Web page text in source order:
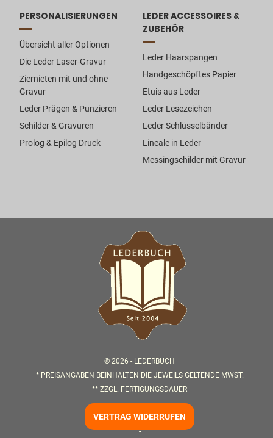
PERSONALISIERUNGEN
Übersicht aller Optionen
Die Leder Laser-Gravur
Ziernieten mit und ohne
Gravur
Leder Prägen & Punzieren
Schilder & Gravuren
Prolog & Epilog Druck
LEDER ACCESSOIRES &
ZUBEHÖR
Leder Haarspangen
Handgeschöpftes Papier
Etuis aus Leder
Leder Lesezeichen
Leder Schlüsselbänder
Lineale in Leder
Messingschilder mit Gravur
© 2026 - LEDERBUCH
* PREISANGABEN BEINHALTEN DIE JEWEILS GELTENDE MWST.
** ZZGL. FERTIGUNGSDAUER
VERTRAG WIDERRUFEN
-